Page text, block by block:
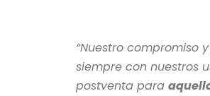
“Nuestro compromiso
siempre con nuestros
postventa para